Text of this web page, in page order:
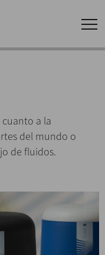
a la
del mundo o
de fluidos.